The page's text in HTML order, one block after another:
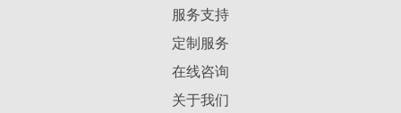
服务支持
定制服务
在线咨询
关于我们